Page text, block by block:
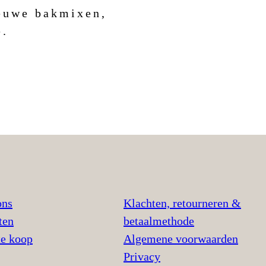
bakmixen,
koop
Klachten, retourneren &
betaalmethode
Algemene voorwaarden
Privacy